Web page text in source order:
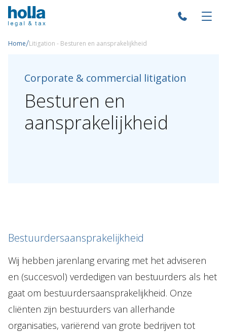
Onze mensen
Expertises
Topics
Internationaal
Nieuws
Home/Litigation - Besturen en aansprakelijkheid
Corporate & commercial litigation
Besturen en
aansprakelijkheid
Bestuurdersaansprakelijkheid
Wij hebben jarenlang ervaring met het adviseren
en (succesvol) verdedigen van bestuurders als het
gaat om bestuurdersaansprakelijkheid. Onze
cliënten zijn bestuurders van allerhande
organisaties, variërend van grote bedrijven tot